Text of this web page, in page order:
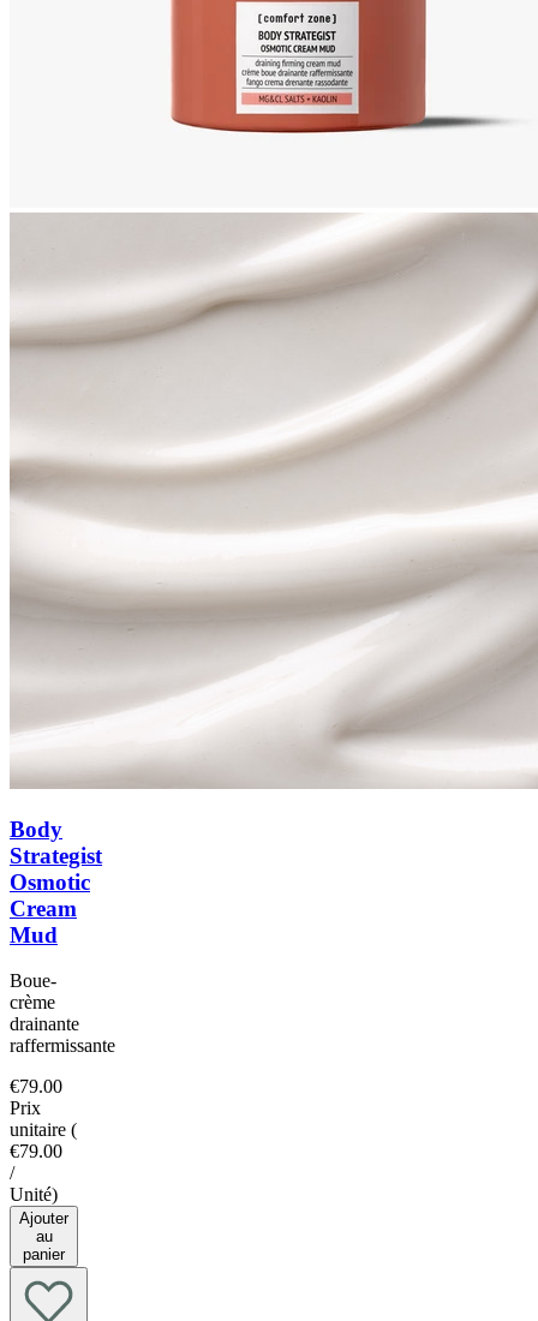
Body
Strategist
Osmotic
Cream
Mud
Boue-
crème
drainante
raffermissante
€79.00
Prix
unitaire (
€79.00
/
Unité)
Ajouter
au
panier